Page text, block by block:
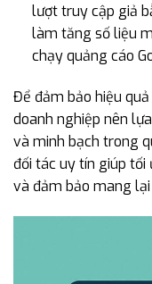
lượt truy cập giả
làm tăng số liệu
chạy quảng cáo
Để đảm bảo hiệu quả
doanh nghiệp nên
và minh bạch trong
đối tác uy tín giúp tối
và đảm bảo mang